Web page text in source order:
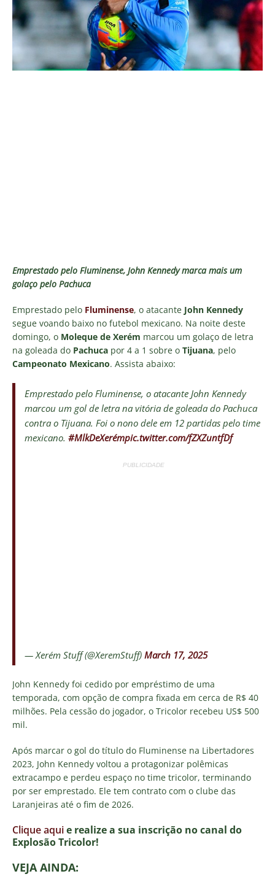
Emprestado pelo Fluminense, John Kennedy marca mais um
golaço pelo Pachuca
Emprestado pelo Fluminense, o atacante John Kennedy
segue voando baixo no futebol mexicano. Na noite deste
domingo, o Moleque de Xerém marcou um golaço de letra
na goleada do Pachuca por 4 a 1 sobre o Tijuana, pelo
Campeonato Mexicano. Assista abaixo:
Emprestado pelo Fluminense, o atacante John Kennedy
marcou um gol de letra na vitória de goleada do Pachuca
contra o Tijuana. Foi o nono dele em 12 partidas pelo time
mexicano. #MlkDeXerémpic.twitter.com/fZXZuntfDf
PUBLICIDADE
— Xerém Stuff (@XeremStuff) March 17, 2025
John Kennedy foi cedido por empréstimo de uma
temporada, com opção de compra fixada em cerca de R$ 40
milhões. Pela cessão do jogador, o Tricolor recebeu US$ 500
mil.
Após marcar o gol do título do Fluminense na Libertadores
2023, John Kennedy voltou a protagonizar polêmicas
extracampo e perdeu espaço no time tricolor, terminando
por ser emprestado. Ele tem contrato com o clube das
Laranjeiras até o fim de 2026.
Clique aquie realize a sua inscrição no canal do
Explosão Tricolor!
VEJA AINDA: